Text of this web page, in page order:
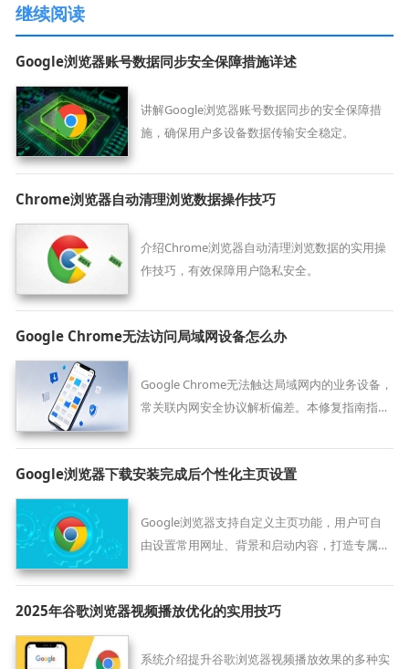
继续阅读
Google浏览器账号数据同步安全保障措施详述
讲解Google浏览器账号数据同步的安全保障措
施，确保用户多设备数据传输安全稳定。
Chrome浏览器自动清理浏览数据操作技巧
介绍Chrome浏览器自动清理浏览数据的实用操
作技巧，有效保障用户隐私安全。
Google Chrome无法访问局域网设备怎么办
Google Chrome无法触达局域网内的业务设备，
常关联内网安全协议解析偏差。本修复指南指导
障，实现资源稳健协同。
Google浏览器下载安装完成后个性化主页设置
Google浏览器支持自定义主页功能，用户可自
由设置常用网址、背景和启动内容，打造专属的
2025年谷歌浏览器视频播放优化的实用技巧
系统介绍提升谷歌浏览器视频播放效果的多种实